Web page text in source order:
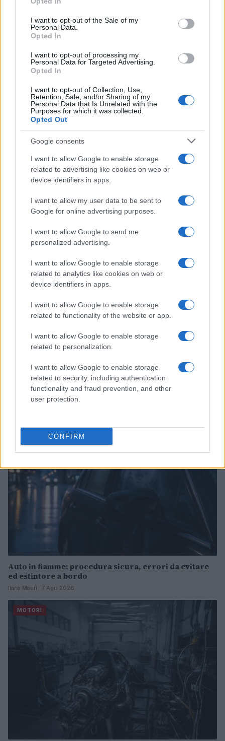
use your data for below specified purposes in below Google
consent section.
I want to opt-out of the Sale of my
Personal Data.
Opted In
I want to opt-out of processing my
Personal Data for Targeted Advertising.
Opted In
I want to opt-out of Collection, Use,
Retention, Sale, and/or Sharing of my
Personal Data that Is Unrelated with the
Purposes for which it was collected.
Opted Out
Google consents
I want to allow Google to enable storage
related to advertising like cookies on web or
device identifiers in apps.
I want to allow my user data to be sent to
Google for online advertising purposes.
I want to allow Google to send me
personalized advertising.
I want to allow Google to enable storage
related to analytics like cookies on web or
device identifiers in apps.
I want to allow Google to enable storage
related to functionality of the website or app.
I want to allow Google to enable storage
related to personalization.
I want to allow Google to enable storage
related to security, including authentication
functionality and fraud prevention, and other
user protection.
CONFIRM
Continua a leggere
MOTORI
La svolta green di Suzuki: 240.000 auto elettrificate
vendute in Italia
Francesca Lombardi · 8 Ago 2026
Auto in fiamme: procedura sicura, errori da evitare
ed estintore a bordo
Ilaria Mauri · 7 Ago 2026
MOTORI